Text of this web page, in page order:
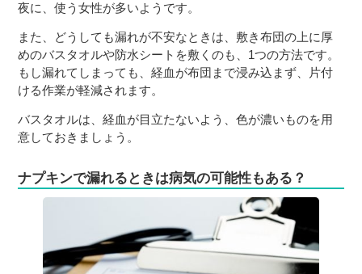
夜に、使う女性が多いようです。
また、どうしても漏れが不安なときは、敷き布団の上に厚
めのバスタオルや防水シートを敷くのも、1つの方法です。
もし漏れてしまっても、経血が布団まで浸み込まず、片付
ける作業が軽減されます。
バスタオルは、経血が目立たないよう、色が濃いものを用
意しておきましょう。
ナプキンで漏れるときは病気の可能性もある？